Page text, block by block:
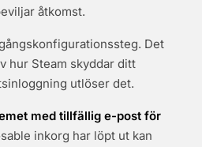
åtkomst.
Det
hur Steam skyddar ditt
utlöser det.
med tillfällig e-post för
inkorg har löpt ut kan